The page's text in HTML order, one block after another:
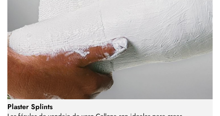
Plaster Splints